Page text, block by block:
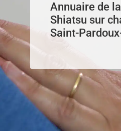
Annuaire de
Shiatsu sur
Saint-